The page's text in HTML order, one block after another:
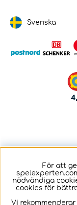
Svenska
För att
nödvändiga
cookies för
Vi